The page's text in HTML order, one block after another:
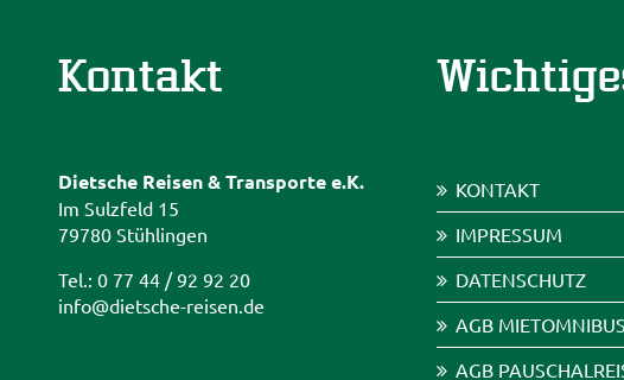
Kontakt
Dietsche Reisen & Transporte e.K.
Im Sulzfeld 15
79780 Stühlingen
Tel.: 0 77 44 / 92 92 20
info@dietsche-reisen.de
KONTAKT
IMPRESSUM
DATENSCHUTZ
AGB MIETOMNIBUS
AGB